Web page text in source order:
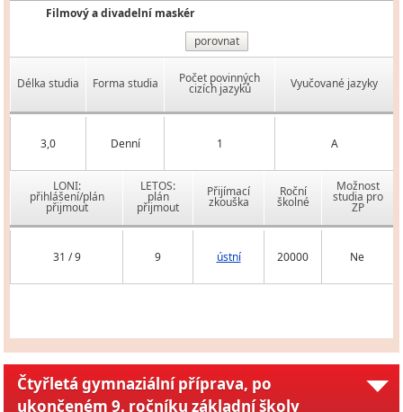
Filmový a divadelní maskér
porovnat
Délka studia Forma studia Počet povinných
cizích jazyků Vyučované jazyky
3,0 Denní 1 A
LONI:
přihlášení/plán
přijmout
LETOS:
plán
přijmout
Přijímací
zkouška
Roční
školné
Možnost
studia pro
ZP
31 / 9 9 ústní 20000 Ne
Čtyřletá gymnaziální příprava, po
ukončeném 9. ročníku základní školy